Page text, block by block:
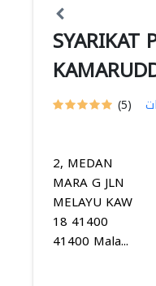
SYARIKAT
(5)
2, MEDAN
MARA G JLN
MELAYU KAW
18 41400
41400 Mala...